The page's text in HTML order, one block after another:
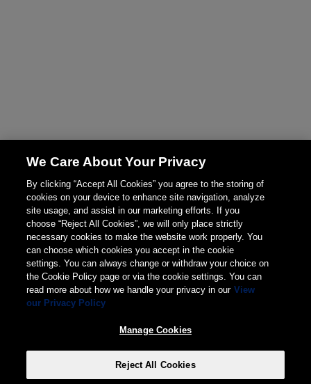
We Care About Your Privacy
By clicking “Accept All Cookies” you agree to the storing of
cookies on your device to enhance site navigation, analyze
site usage, and assist in our marketing efforts. If you
choose “Reject All Cookies”, we will only place strictly
necessary cookies to make the website work properly. You
can choose which cookies you accept in the cookie
settings. You can always change or withdraw your choice on
the Cookie Policy page or via the cookie settings. You can
read more about how we handle your privacy in our View
our Privacy Policy
Manage Cookies
Reject All Cookies